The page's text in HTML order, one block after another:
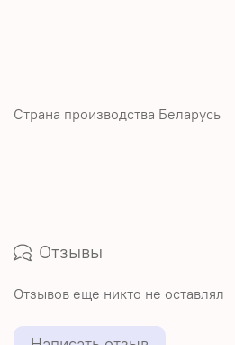
Страна производства Беларусь
Отзывы
Отзывов еще никто не оставлял